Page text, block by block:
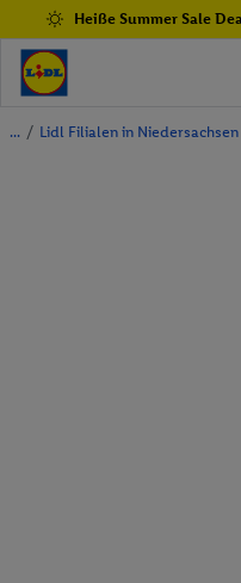
Heiße Summer Sale
/ Lidl Filialen in Niedersachsen